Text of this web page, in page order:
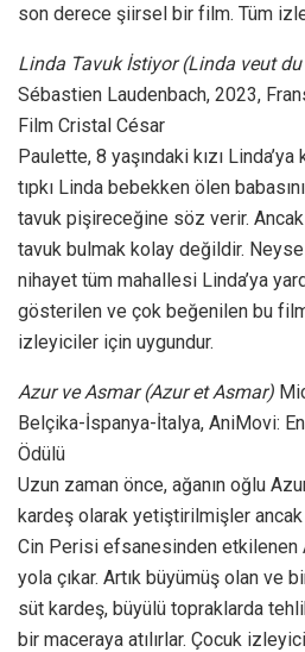
son derece şiirsel bir film. Tüm
Linda Tavuk İstiyor (Linda veut
Sébastien Laudenbach, 2023,
Film Cristal César
Paulette, 8 yaşındaki kızı
tıpkı Linda bebekken ölen
tavuk pişireceğine söz verir.
tavuk bulmak kolay değildir.
nihayet tüm mahallesi Linda’ya
gösterilen ve çok beğenilen bu
izleyiciler için uygundur.
Azur ve Asmar (Azur et Asmar)
Belçika-İspanya-İtalya, AniMovi:
Ödülü
Uzun zaman önce, ağanın oğlu
kardeş olarak yetiştirilmişler ancak
Cin Perisi efsanesinden etkilenen
yola çıkar. Artık büyümüş olan ve
süt kardeş, büyülü topraklarda
bir maceraya atılırlar. Çocuk